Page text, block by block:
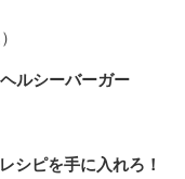
ルシーバーガー
シピを手に入れろ！